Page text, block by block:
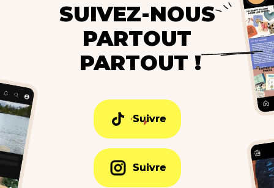
SUIVEZ-NOUS
PARTOUT
PARTOUT !
Suivre
Suivre
Suivre
Suivre